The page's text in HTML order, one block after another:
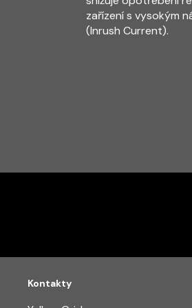
zařízení s vysokým
(Inrush Current).
Kontakty